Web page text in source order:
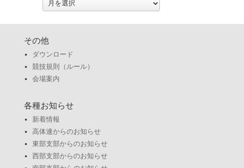
ー
ブ
その他
ダウンロード
競技規則（ルール）
会場案内
各種お知らせ
新着情報
高体連からのお知らせ
東部支部からのお知らせ
西部支部からのお知らせ